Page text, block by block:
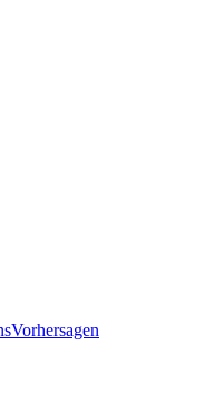
Vorhersagen